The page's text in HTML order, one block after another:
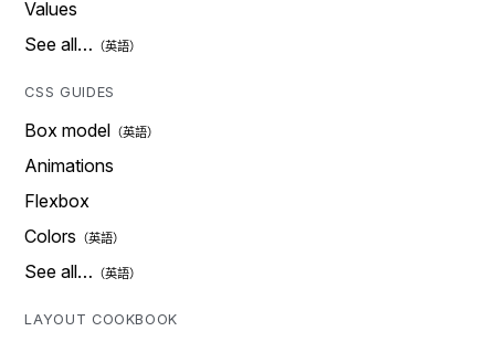
Values
See all…
CSS GUIDES
Box model
Animations
Flexbox
Colors
See all…
LAYOUT COOKBOOK